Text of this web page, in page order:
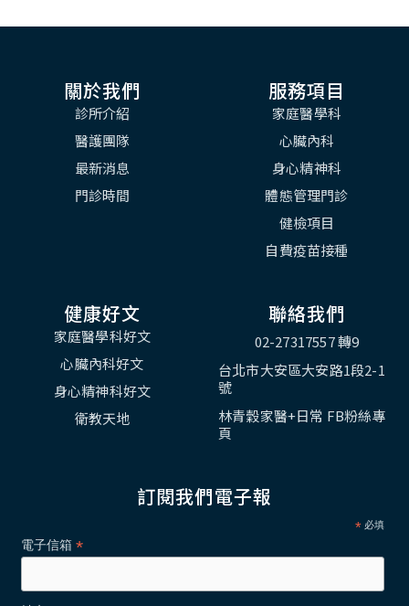
關於我們
診所介紹
醫護團隊
最新消息
門診時間
服務項目
家庭醫學科
心臟內科
身心精神科
體態管理門診
健檢項目
自費疫苗接種
健康好文
家庭醫學科好文
心臟內科好文
身心精神科好文
衛教天地
聯絡我們
02-27317557 轉9
台北市大安區大安路1段2-1
號
林青穀家醫+日常 FB粉絲專
頁
訂閱我們電子報
* 必填
電子信箱 *